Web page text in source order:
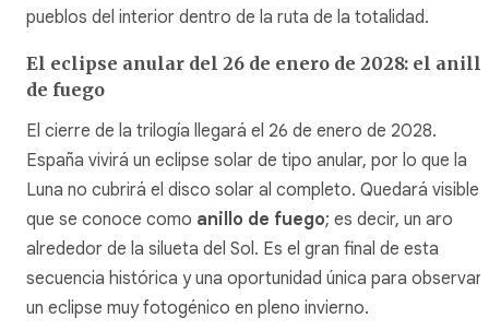
pueblos del interior dentro de la ruta de la totalidad.
El eclipse anular del 26 de enero de 2028: el
de fuego
El cierre de la trilogía llegará el 26 de enero de 2028.
España vivirá un eclipse solar de tipo anular, por lo que la
Luna no cubrirá el disco solar al completo. Quedará visible
que se conoce como anillo de fuego; es decir, un aro
alrededor de la silueta del Sol. Es el gran final de esta
secuencia histórica y una oportunidad única para observar
un eclipse muy fotogénico en pleno invierno.